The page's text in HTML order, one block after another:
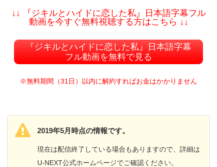
↓↓ 『ジキルとハイドに恋した私』日本語字幕フル
動画を今すぐ無料視聴する方はこちら ↓↓
『ジキルとハイドに恋した私』日本語字幕
フル動画を無料で見る
※無料期間（31日）以内に解約すればお金はかかりません
2019年5月時点の情報です。
現在は配信終了している場合もありますので、詳細は
U-NEXT公式ホームページでご確認ください。